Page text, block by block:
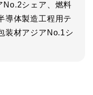
No.2シェア、燃料
導体製造工程用テ
装材アジアNo.1シ